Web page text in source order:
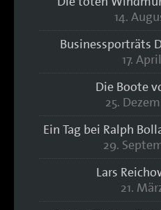
14.
Businessporträts
17.
Die Boote
25.
Ein Tag bei Ralph
29.
Lars
21.